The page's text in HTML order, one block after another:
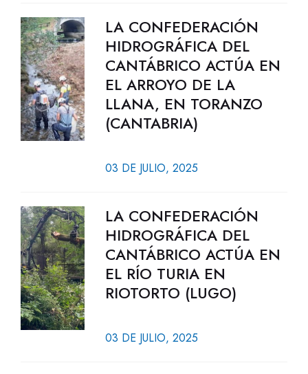
LA CONFEDERACIÓN
HIDROGRÁFICA DEL
CANTÁBRICO ACTÚA EN
EL ARROYO DE LA
LLANA, EN TORANZO
(CANTABRIA)
03 DE JULIO, 2025
LA CONFEDERACIÓN
HIDROGRÁFICA DEL
CANTÁBRICO ACTÚA EN
EL RÍO TURIA EN
RIOTORTO (LUGO)
03 DE JULIO, 2025